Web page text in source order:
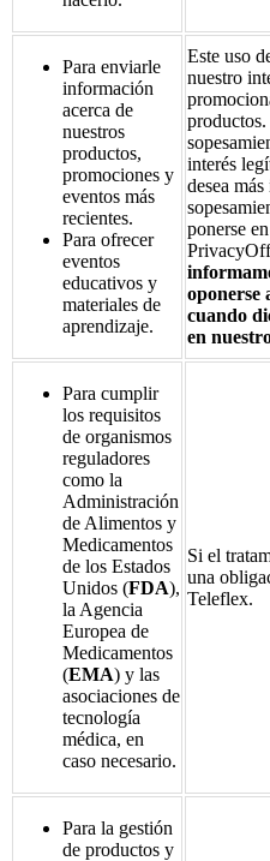
Para enviarle
información
acerca de
nuestros
productos,
promociones y
eventos más
recientes.
Para ofrecer
eventos
educativos y
materiales de
aprendizaje.
Este uso
nuestro
interés
desea
ponerse
oponerse
cuando
en
Para cumplir
los requisitos
de organismos
reguladores
como la
Administración
de Alimentos y
Medicamentos
de los Estados
Unidos (FDA),
la Agencia
Europea de
Medicamentos
(EMA) y las
asociaciones de
tecnología
médica, en
caso necesario.
Si el
una
Teleflex.
Para la gestión
de productos y